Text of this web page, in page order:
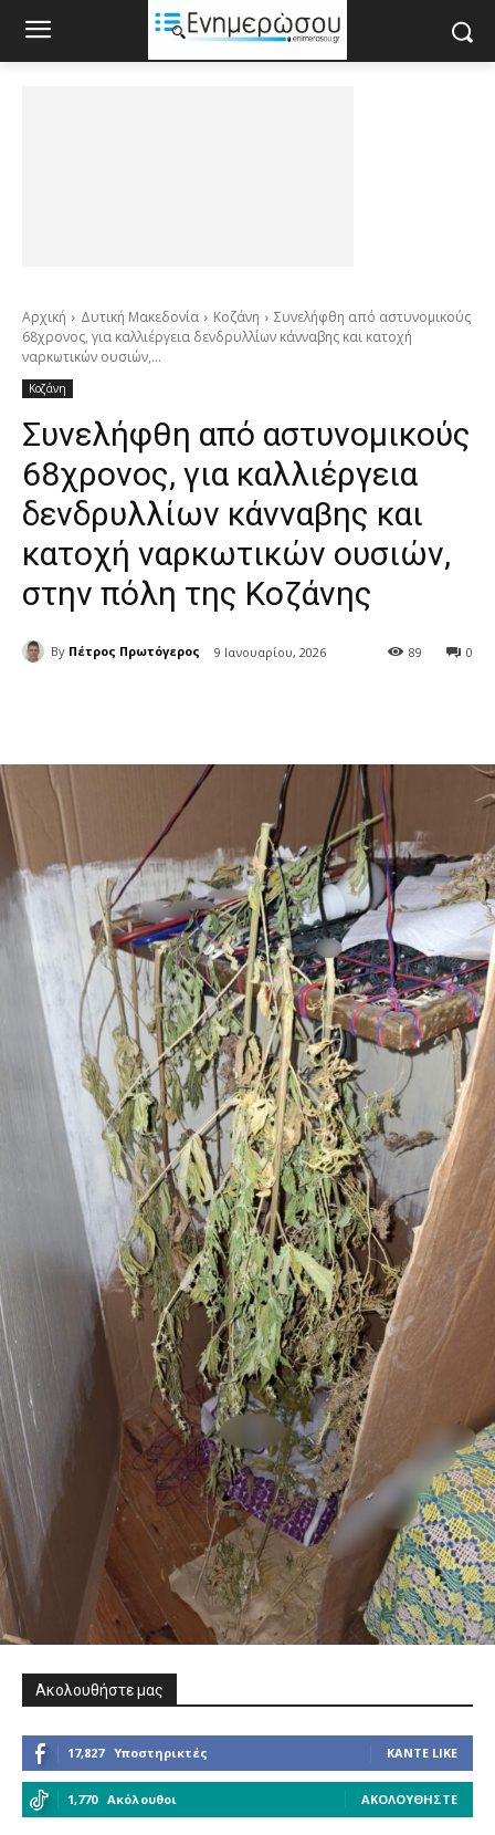
Αρχική Δυτική Μακεδονία Κοζάνη
Συνελήφθη από αστυνομικούς
68χρονος, για καλλιέργεια δενδρυλλίων κάνναβης και κατοχή
ναρκωτικών ουσιών,...
Κοζάνη
Συνελήφθη από αστυνομικούς
68χρονος, για καλλιέργεια
δενδρυλλίων κάνναβης και
κατοχή ναρκωτικών ουσιών,
στην πόλη της Κοζάνης
By Πέτρος Πρωτόγερος 9 Ιανουαρίου, 2026 0
89
Ακολουθήστε μας
17,827 Υποστηρικτές ΚΆΝΤΕ LIKE
1,770 Ακόλουθοι ΑΚΟΛΟΥΘΉΣΤΕ